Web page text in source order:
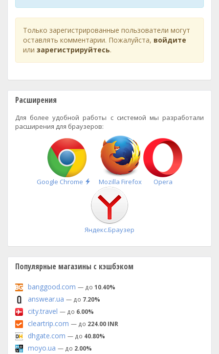
Только зарегистрированные пользователи могут
оставлять комментарии. Пожалуйста, войдите
или зарегистрируйтесь.
Расширения
Для более удобной работы с системой мы разработали
расширения для браузеров:
Google Chrome
Быстрая
установка
Mozilla Firefox Opera
Яндекс.Браузер
Популярные магазины с кэшбэком
banggood.com — до 10.40%
answear.ua — до 7.20%
city.travel — до 6.00%
cleartrip.com — до 224.00 INR
dhgate.com — до 40.80%
moyo.ua — до 2.00%